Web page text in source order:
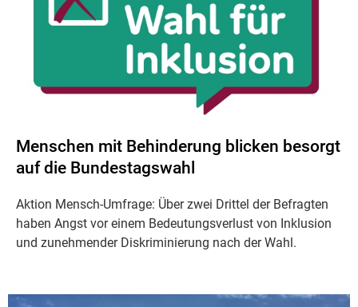
Menschen mit Behinderung blicken besorgt
auf die Bundestagswahl
Aktion Mensch-Umfrage: Über zwei Drittel der Befragten
haben Angst vor einem Bedeutungsverlust von Inklusion
und zunehmender Diskriminierung nach der Wahl.